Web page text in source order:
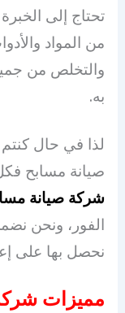
تحتاج إلى
من المواد
والتخلص من
به.
لذا في حال
صيانة مسابح
شركة صيانة
الفور، ونحن
نحصل بها على
مميزات